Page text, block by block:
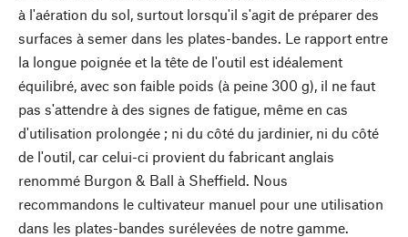
à l'aération du sol, surtout lorsqu'il s'agit de préparer des
surfaces à semer dans les plates-bandes. Le rapport entre
la longue poignée et la tête de l'outil est idéalement
équilibré, avec son faible poids (à peine 300 g), il ne faut
pas s'attendre à des signes de fatigue, même en cas
d'utilisation prolongée ; ni du côté du jardinier, ni du côté
de l'outil, car celui-ci provient du fabricant anglais
renommé Burgon & Ball à Sheffield. Nous
recommandons le cultivateur manuel pour une utilisation
dans les plates-bandes surélevées de notre gamme.